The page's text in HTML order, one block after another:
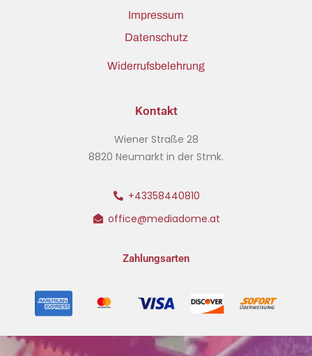
Impressum
Datenschutz
Widerrufsbelehrung
Kontakt
Wiener Straße 28
8820 Neumarkt in der Stmk.
+43358440810
office@mediadome.at
Zahlungsarten